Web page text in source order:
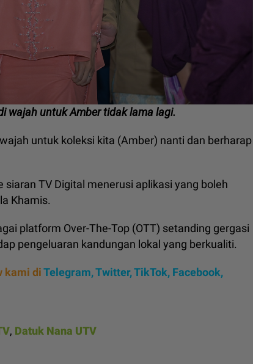
wajah untuk Amber tidak lama lagi.
untuk koleksi kita (Amber) nanti dan berharap
TV Digital menerusi aplikasi yang boleh
Khamis.
platform Over-The-Top (OTT) setanding gergasi
pengeluaran kandungan lokal yang berkualiti.
kami diTelegram,Twitter,TikTok, Facebook,
, Datuk Nana UTV